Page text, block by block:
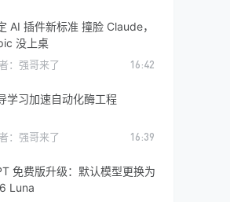
AI 插件新标准 撞脸 Claude，
没上桌
： 强哥来了 16:42
学习加速自动化酶工程
： 强哥来了 16:39
免费版升级：默认模型更换为
Luna